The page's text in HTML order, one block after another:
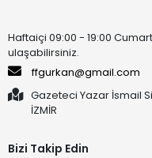
Haftaiçi 09:00 - 19:00
ulaşabilirsiniz.
ffgurkan@gmail.com
Gazeteci Yazar İsmail
İZMİR
Bizi Takip Edin